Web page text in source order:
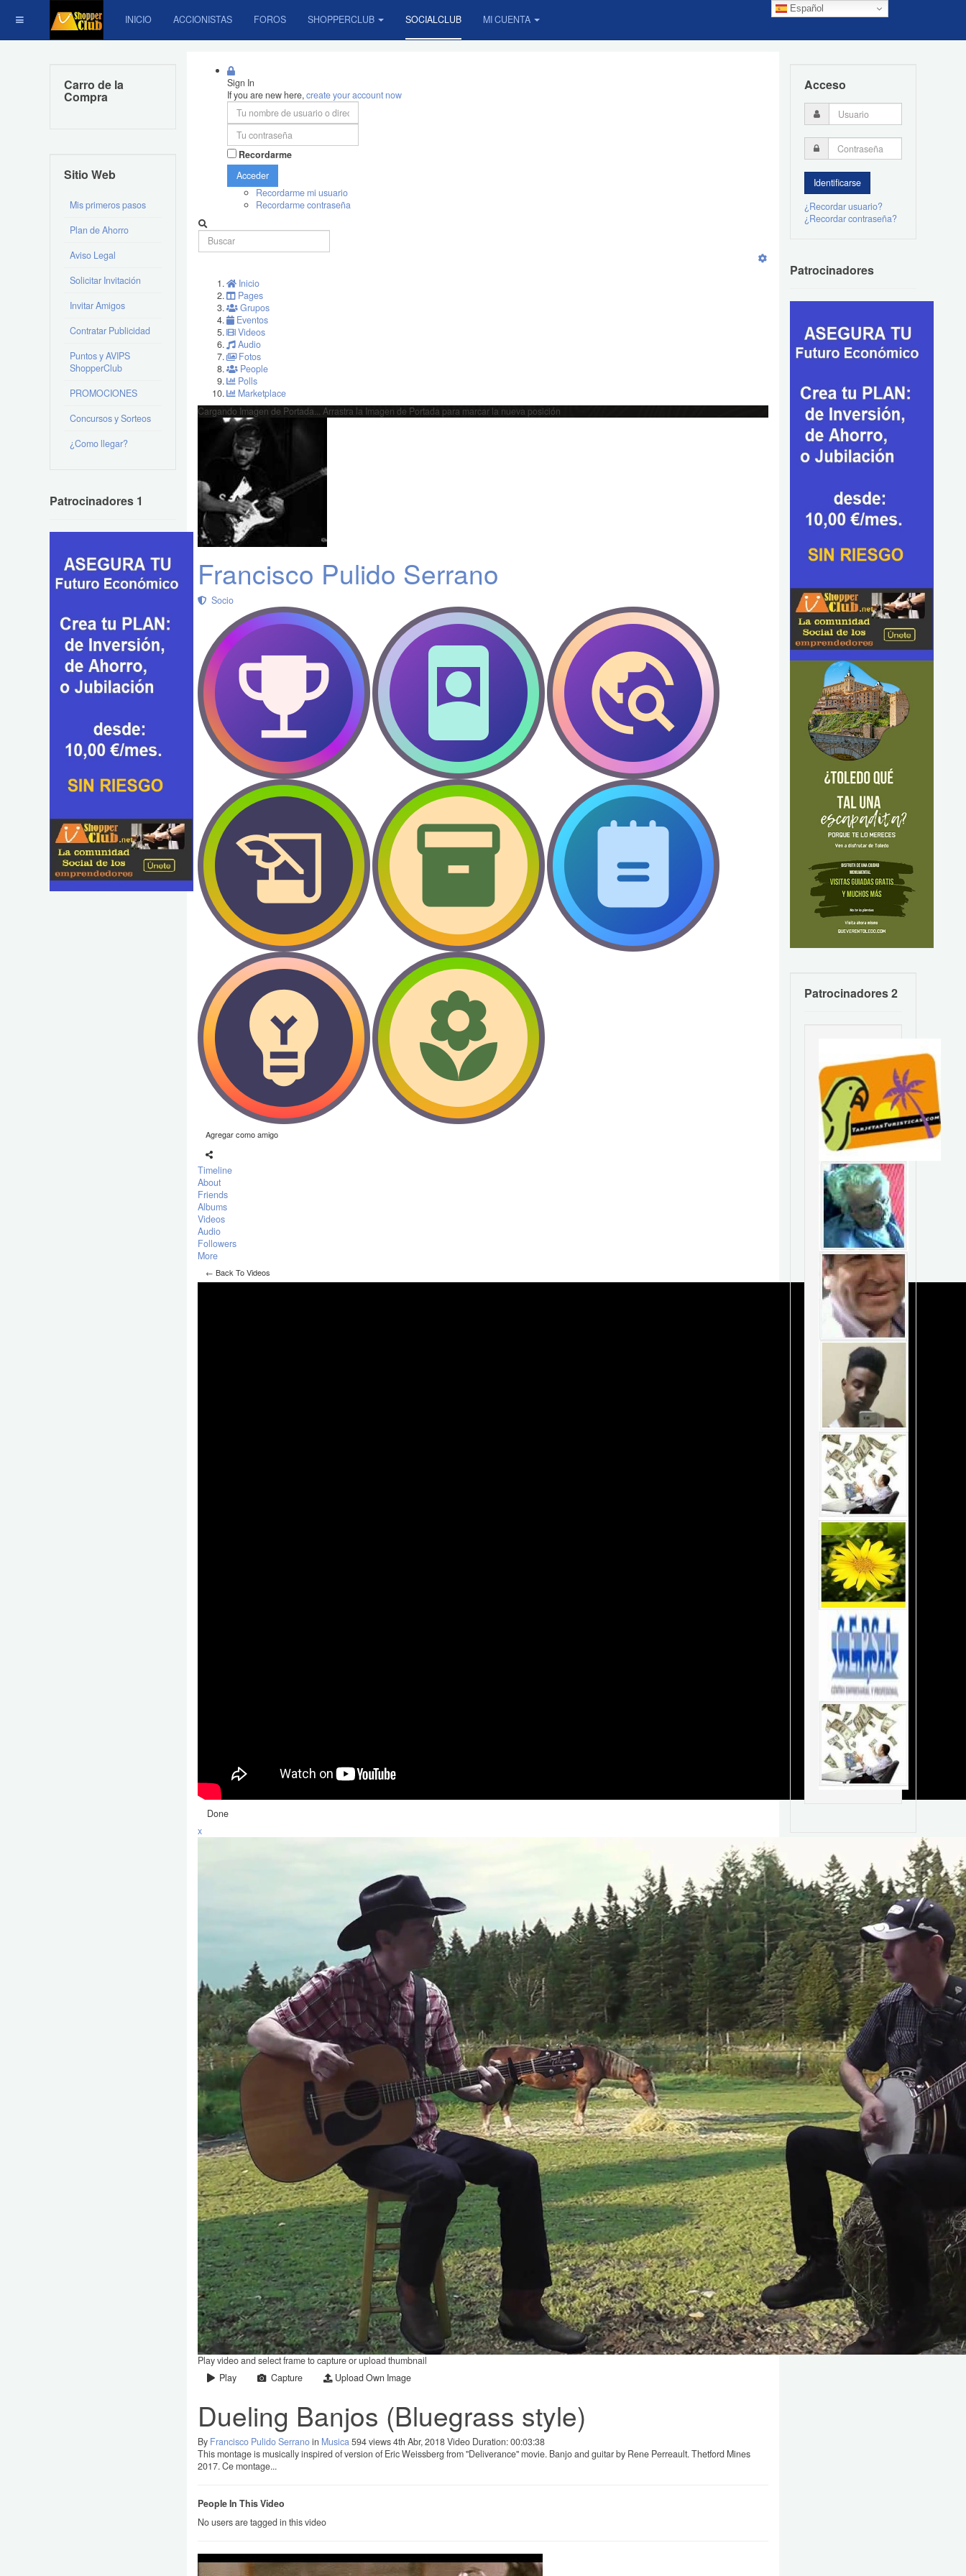
Español
INICIO ACCIONISTAS FOROS SHOPPERCLUB SOCIALCLUB MI CUENTA
Sign In
If you are new here,create your account now
Recordarme
Acceder
Recordarme mi usuario
Recordarme contraseña
Inicio
Pages
Grupos
Eventos
Videos
Audio
Fotos
People
Polls
Marketplace
Cargando Imagen de Portada... Arrastra la Imagen de Portada para marcar la nueva posición
Francisco Pulido Serrano
Socio
Agregar como amigo
Timeline
About
Friends
Albums
Videos
Audio
Followers
More
← Back To Videos
Done
x
Play video and select frame to capture or upload thumbnail
Play
Capture Upload Own Image
Dueling Banjos (Bluegrass style)
By Francisco Pulido Serranoin Musica594 views4th Abr, 2018Video Duration: 00:03:38
This montage is musically inspired of version of Eric Weissberg from "Deliverance" movie. Banjo and guitar by Rene Perreault. Thetford Mines
2017. Ce montage...
People In This Video
No users are tagged in this video
Carro de la
Compra
Sitio Web
Mis primeros pasos
Plan de Ahorro
Aviso Legal
Solicitar Invitación
Invitar Amigos
Contratar Publicidad
Puntos y AVIPS
ShopperClub
PROMOCIONES
Concursos y Sorteos
¿Como llegar?
Patrocinadores 1
Acceso
¿Recordar usuario?
¿Recordar contraseña?
Patrocinadores
Patrocinadores 2